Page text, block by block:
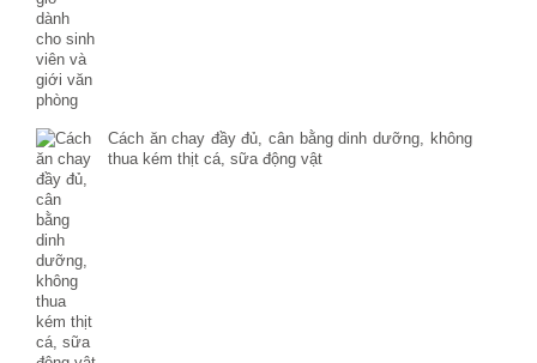
Cách ăn chay đầy đủ, cân bằng dinh dưỡng, không
thua kém thịt cá, sữa động vật